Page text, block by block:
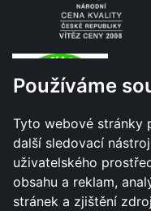
Používáme
Tyto webové stránky
další sledovací
uživatelského
obsahu a reklam,
stránek a zjištění